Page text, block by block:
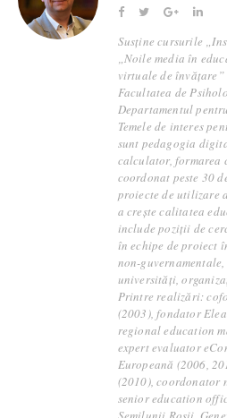
Susține cursurile
„Noile media în
virtuale de
Facultatea de
Departamentul
Temele de interes
sunt pedagogia
calculator, formarea
coordonat peste 30
proiecte de utilizare
a crește calitatea
include poziții de
în echipe de proiect
non-
universități,
Printre realizări:
(2003), fondator
regional education
expert evaluator
Europeană (2006,
(2010), coordonator
senior education